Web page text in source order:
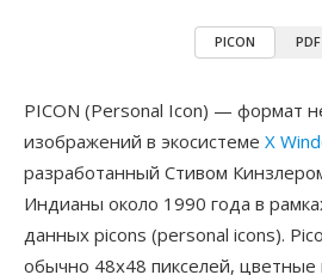
PICON PDF
PICON (Personal Icon) — формат
изображений в экосистеме X
разработанный Стивом
Индианы около 1990 года в
данных picons (personal icons).
обычно 48x48 пикселей,